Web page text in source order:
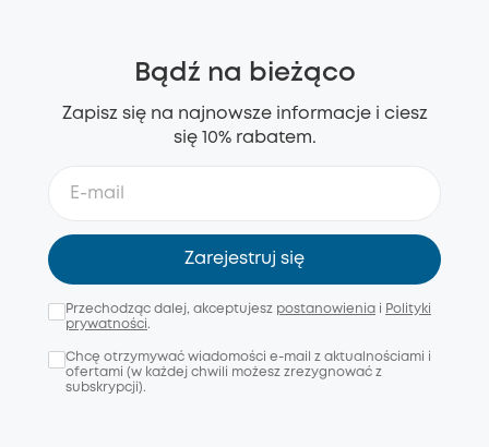
Bądź na bieżąco
Zapisz się na najnowsze informacje i ciesz
się 10% rabatem.
Zarejestruj się
Przechodząc dalej, akceptujesz postanowienia i Polityki
prywatności.
Chcę otrzymywać wiadomości e-mail z aktualnościami i
ofertami (w każdej chwili możesz zrezygnować z
subskrypcji).